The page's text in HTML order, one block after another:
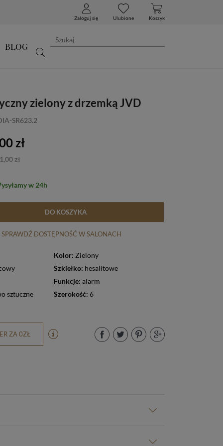
Zaloguj się Ulubione Koszyk
BLOG
zielony z drzemką JVD
SR623.2
zł
zł
w 24h
DO KOSZYKA
SPRAWDŹ DOSTĘPNOŚĆ W SALONACH
Kolor: Zielony
Szkiełko: hesalitowe
Funkcje:alarm
sztuczne Szerokość: 6
ZA 0ZŁ